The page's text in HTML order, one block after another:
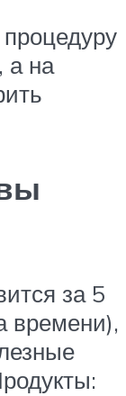
а на
за 5
времени),